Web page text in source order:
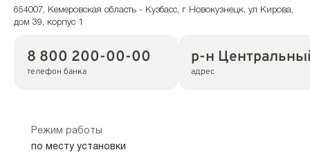
654007, Кемеровская область - Кузбасс, г Новокузнецк, ул Кирова,
дом 39, корпус 1
8 800 200-00-00
телефон банка
р-н
адрес
Режим работы
по месту установки